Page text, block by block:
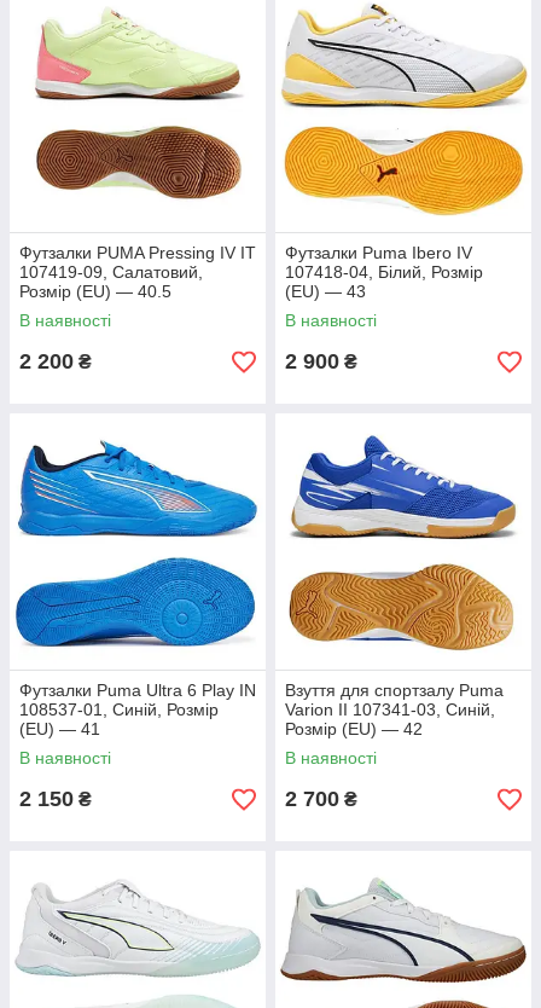
Футзалки PUMA Pressing IV IT
107419-09, Салатовий,
Розмір (EU) — 40.5
В наявності
2 200 ₴
Футзалки Puma Ibero IV
107418-04, Білий, Розмір
(EU) — 43
В наявності
2 900 ₴
Футзалки Puma Ultra 6 Play IN
108537-01, Синій, Розмір
(EU) — 41
В наявності
2 150 ₴
Взуття для спортзалу Puma
Varion II 107341-03, Синій,
Розмір (EU) — 42
В наявності
2 700 ₴